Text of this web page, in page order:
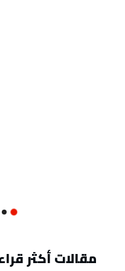
مقالات أكثر